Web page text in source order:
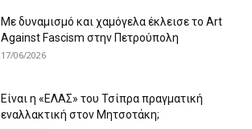
Με δυναμισμό και χαμόγελα έκλεισε το Art
Against Fascism στην Πετρούπολη
17/06/2026
Είναι η «ΕΛΑΣ» του Τσίπρα πραγματική
εναλλακτική στον Μητσοτάκη;